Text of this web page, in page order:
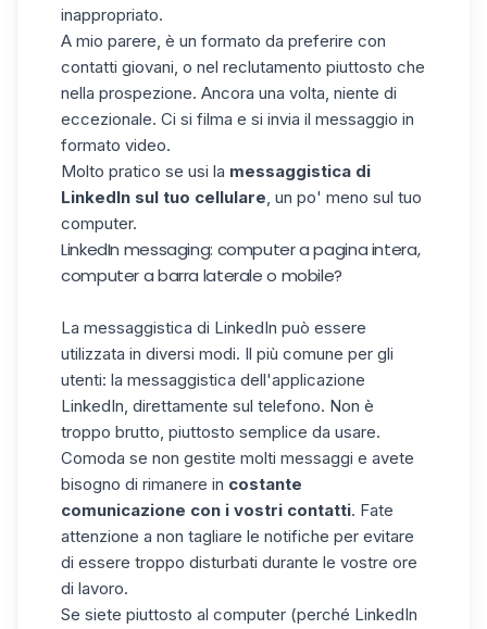
inappropriato.
A mio parere, è un formato da preferire con
contatti giovani, o nel reclutamento piuttosto che
nella prospezione. Ancora una volta, niente di
eccezionale. Ci si filma e si invia il messaggio in
formato video.
Molto pratico se usi la messaggistica di
LinkedIn sul tuo cellulare, un po' meno sul tuo
computer.
LinkedIn messaging: computer a pagina intera,
computer a barra laterale o mobile?
La messaggistica di LinkedIn può essere
utilizzata in diversi modi. Il più comune per gli
utenti: la messaggistica dell'applicazione
LinkedIn, direttamente sul telefono. Non è
troppo brutto, piuttosto semplice da usare.
Comoda se non gestite molti messaggi e avete
bisogno di rimanere in costante
comunicazione con i vostri contatti. Fate
attenzione a non tagliare le notifiche per evitare
di essere troppo disturbati durante le vostre ore
di lavoro.
Se siete piuttosto al computer (perché LinkedIn